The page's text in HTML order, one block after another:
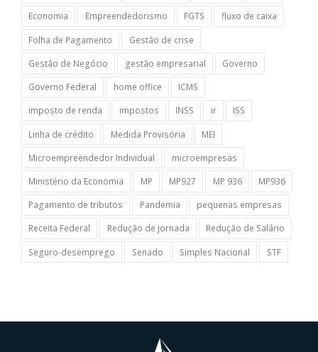
Economia
Empreendedorismo FGTS
fluxo de caixa
Folha de Pagamento
Gestão de crise
Gestão de Negócio
gestão empresarial
Governo
Governo Federal
home office
ICMS
imposto de renda
impostos INSS ir
ISS
Linha de crédito
Medida Provisória
MEI
Microempreendedor Individual
microempresas
Ministério da Economia
MP MP927 MP 936
MP936
Pagamento de tributos
Pandemia
pequenas empresas
Receita Federal
Redução de jornada
Redução de Salário
Seguro-desemprego
Senado Simples Nacional STF